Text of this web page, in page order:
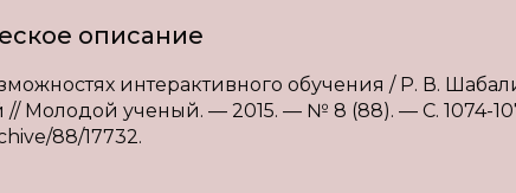
описание
интерактивного обучения / Р. В.
Молодой ученый. — 2015. — № 8 (88). — С. 1074-
88/17732.